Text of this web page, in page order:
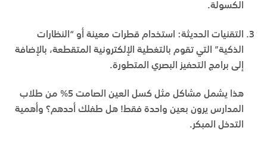
الكسولة.
التقنيات الحديثة: استخدام قطرات معينة أو “النظارات
الذكية” التي تقوم بالتغطية الإلكترونية المتقطعة، بالإضافة
إلى برامج التحفيز البصري المتطورة.
هذا يشمل مشاكل مثل كسل العين الصامت 5% من طلاب
المدارس يرون بعين واحدة فقط! هل طفلك أحدهم؟ وأهمية
التدخل المبكر.